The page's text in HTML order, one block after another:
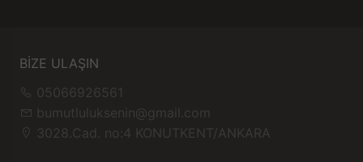
BİZE ULAŞIN
05066926561
bumutluluksenin@gmail.com
3028.Cad. no:4 KONUTKENT/ANKARA